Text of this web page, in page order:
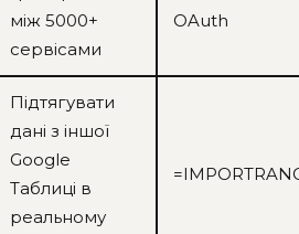
між 5000+
сервісами
OAuth
Підтягувати
дані з іншої
Google
Таблиці в
реальному